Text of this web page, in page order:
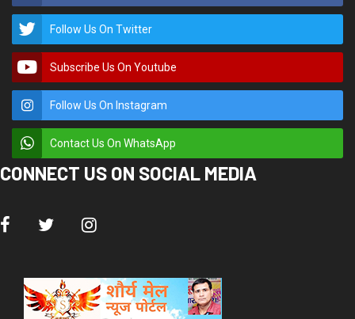
Follow Us On Twitter
Subscribe Us On Youtube
Follow Us On Instagram
Contact Us On WhatsApp
CONNECT US ON SOCIAL MEDIA